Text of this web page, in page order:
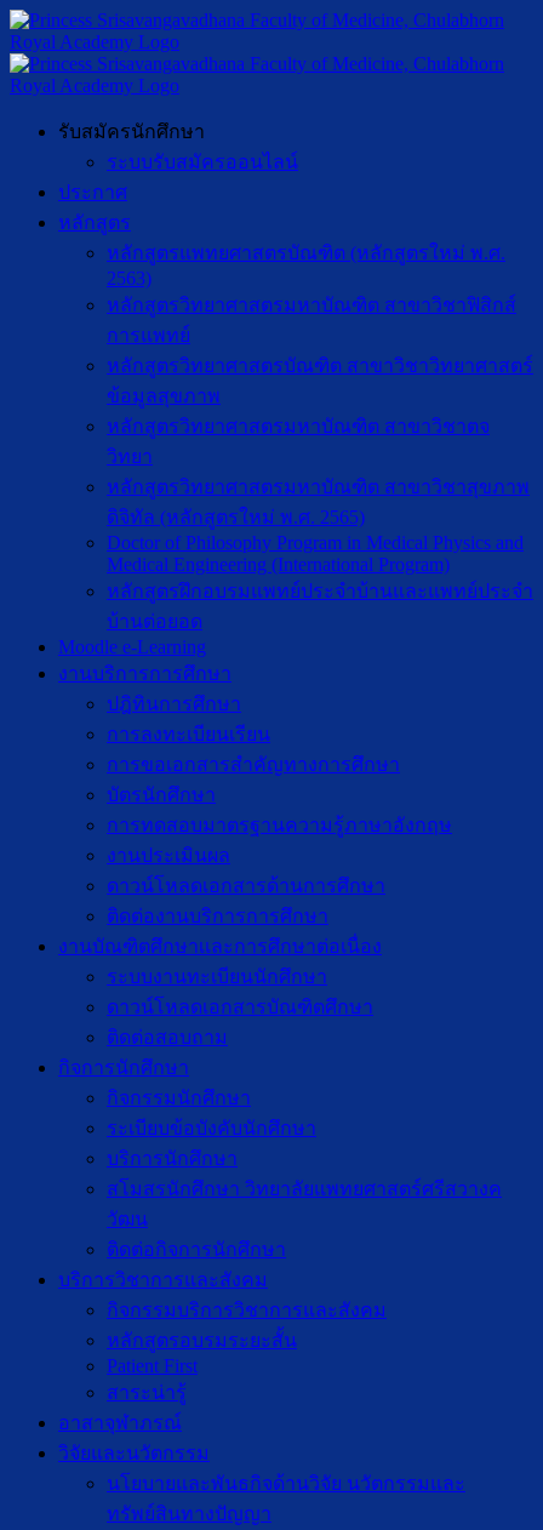
รับสมัครนักศึกษา
ระบบรับสมัครออนไลน์
ประกาศ
หลักสูตร
หลักสูตรแพทยศาสตรบัณฑิต (หลักสูตรใหม่ พ.ศ.
2563)
หลักสูตรวิทยาศาสตรมหาบัณฑิต สาขาวิชาฟิสิกส์
การแพทย์
หลักสูตรวิทยาศาสตรบัณฑิต สาขาวิชาวิทยาศาสตร์
ข้อมูลสุขภาพ
หลักสูตรวิทยาศาสตรมหาบัณฑิต สาขาวิชาตจ
วิทยา
หลักสูตรวิทยาศาสตรมหาบัณฑิต สาขาวิชาสุขภาพ
ดิจิทัล (หลักสูตรใหม่ พ.ศ. 2565)
Doctor of Philosophy Program in Medical Physics and
Medical Engineering (International Program)
หลักสูตรฝึกอบรมแพทย์ประจำบ้านและแพทย์ประจำ
บ้านต่อยอด
Moodle e-Learning
งานบริการการศึกษา
ปฎิทินการศึกษา
การลงทะเบียนเรียน
การขอเอกสารสำคัญทางการศึกษา
บัตรนักศึกษา
การทดสอบมาตรฐานความรู้ภาษาอังกฤษ
งานประเมินผล
ดาวน์โหลดเอกสารด้านการศึกษา
ติดต่องานบริการการศึกษา
งานบัณฑิตศึกษาเเละการศึกษาต่อเนื่อง
ระบบงานทะเบียนนักศึกษา
ดาวน์โหลดเอกสารบัณฑิตศึกษา
ติดต่อสอบถาม
กิจการนักศึกษา
กิจกรรมนักศึกษา
ระเบียบข้อบังคับนักศึกษา
บริการนักศึกษา
สโมสรนักศึกษา วิทยาลัยแพทยศาสตร์ศรีสวางค
วัฒน
ติดต่อกิจการนักศึกษา
บริการวิชาการและสังคม
กิจกรรมบริการวิชาการและสังคม
หลักสูตรอบรมระยะสั้น
Patient First
สาระน่ารู้
อาสาจุฬาภรณ์
วิจัยและนวัตกรรม
นโยบายและพันธกิจด้านวิจัย นวัตกรรมและ
ทรัพย์สินทางปัญญา